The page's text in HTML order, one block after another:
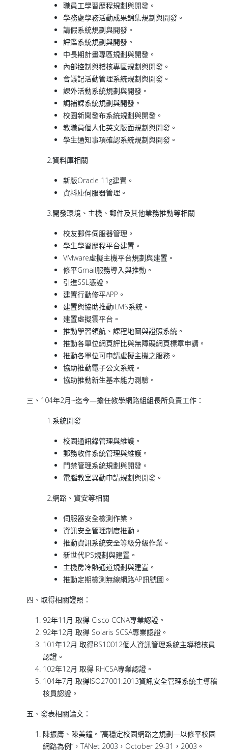
職員工學習歷程規劃與開發。
學務處學務活動成果錦集規劃與開發。
請假系統規劃與開發。
評鑑系統規劃與開發。
中長期計畫專區規劃與開發。
內部控制與稽核專區規劃與開發。
會議記活動管理系統規劃與開發。
課外活動系統規劃與開發。
調補課系統規劃與開發。
校園新聞發布系統規劃與開發。
教職員個人化英文版面規劃與開發。
學生通知事項確認系統規劃與開發。
2.資料庫相關
新版Oracle 11g建置。
資料庫伺服器管理。
3.開發環境、主機、郵件及其他業務推動等相關
校友郵件伺服器管理。
學生學習歷程平台建置。
VMware虛擬主機平台規劃與建置。
修平Gmail服務導入與推動。
引進SSL憑證。
建置行動修平APP。
建置與協助推動iLMS系統。
建置虛擬雲平台。
推動學習領航、課程地圖與證照系統。
推動各單位網頁評比與無障礙網頁標章申請。
推動各單位可申請虛擬主機之服務。
協助推動電子公文系統。
協助推動新生基本能力測驗。
三、104年2月~迄今—擔任教學網路組組長所負責工作：
1.系統開發
校園通訊錄管理與維護。
郵務收件系統管理與維護。
門禁管理系統規劃與開發。
電腦教室異動申請規劃與開發。
2.網路、資安等相關
伺服器安全檢測作業。
資訊安全管理制度推動。
推動資訊系統安全等級分級作業。
新世代IPS規劃與建置。
主機房冷熱通道規劃與建置。
推動定期檢測無線網路AP訊號圖。
四、取得相關證照：
92年11月 取得 Cisco CCNA專業認證。
92年12月 取得 Solaris SCSA專業認證。
101年12月 取得BS10012個人資訊管理系統主導稽核員
認證。
102年12月 取得 RHCSA專業認證。
104年7月 取得ISO27001:2013資訊安全管理系統主導稽
核員認證。
五、發表相關論文：
陳振庸、陳美鐘。“高穩定校園網路之規劃—以修平校園
網路為例”，TANet 2003，October 29-31，2003。